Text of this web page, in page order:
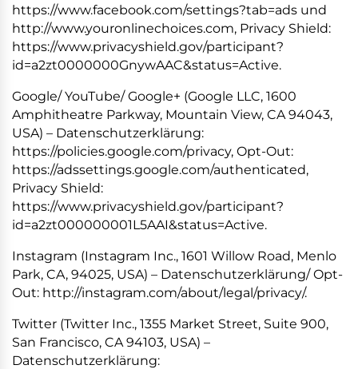
https://www.facebook.com/settings?tab=ads und
http://www.youronlinechoices.com, Privacy Shield:
https://www.privacyshield.gov/participant?
id=a2zt0000000GnywAAC&status=Active.
Google/ YouTube/ Google+ (Google LLC, 1600
Amphitheatre Parkway, Mountain View, CA 94043,
USA) – Datenschutzerklärung:
https://policies.google.com/privacy, Opt-Out:
https://adssettings.google.com/authenticated,
Privacy Shield:
https://www.privacyshield.gov/participant?
id=a2zt000000001L5AAI&status=Active.
Instagram (Instagram Inc., 1601 Willow Road, Menlo
Park, CA, 94025, USA) – Datenschutzerklärung/ Opt-
Out: http://instagram.com/about/legal/privacy/.
Twitter (Twitter Inc., 1355 Market Street, Suite 900,
San Francisco, CA 94103, USA) –
Datenschutzerklärung: